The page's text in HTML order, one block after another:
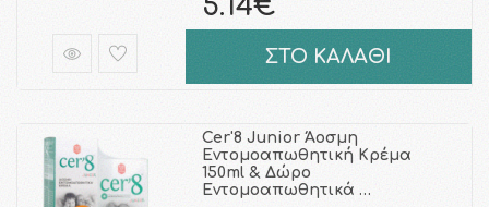
5.14€
ΣΤΟ ΚΑΛΑΘΙ
Cer'8 Junior Άοσμη
Εντομοαπωθητική Κρέμα
150ml & Δώρο
Εντομοαπωθητικά …